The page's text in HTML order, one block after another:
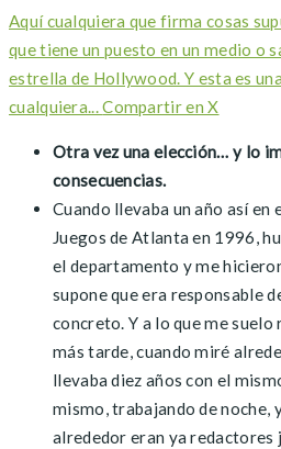
Aquí cualquiera que firma cosas
que tiene un puesto en un medio o
estrella de Hollywood. Y esta es
cualquiera...Compartir en X
Otra vez una elección… y lo
consecuencias.
Cuando llevaba un año así en
Juegos de Atlanta en 1996,
el departamento y me
supone que era responsable
concreto. Y a lo que me suelo
más tarde, cuando miré
llevaba diez años con el
mismo, trabajando de noche,
alrededor eran ya redactores